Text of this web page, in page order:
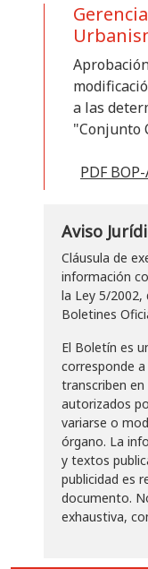
a las
"Conjunto
PDF
Aviso
Cláusula de
información
la Ley 5/2002,
Boletines
El Boletín es
corresponde
transcriben
autorizados
variarse o
órgano. La
y textos
publicidad es
documento.
exhaustiva,